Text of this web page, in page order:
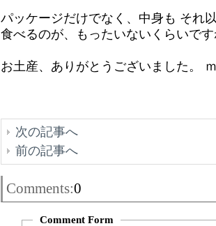
パッケージだけでなく、中身も それ
食べるのが、もったいないくらいで
お土産、ありがとうございました。
次の記事へ
前の記事へ
Comments:0
Comment Form